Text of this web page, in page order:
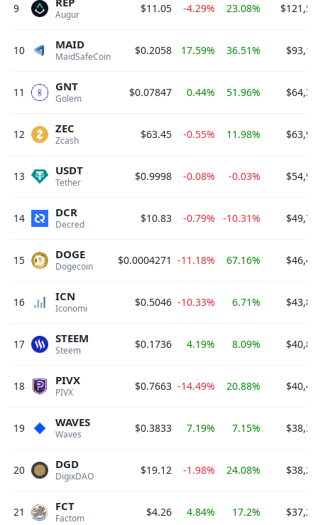
9 Augur $11.05 -4.29% 23.08%
10 MaidSafeCoin
MAID $0.2058 17.59% 36.51%
11 Golem
GNT $0.07847 0.44% 51.96%
12 Zcash
ZEC $63.45 -0.55% 11.98%
13 Tether
USDT $0.9998 -0.08% -0.03%
14 Decred
DCR $10.83 -0.79% -10.31%
15 Dogecoin
DOGE $0.0004271 -11.18% 67.16%
16 Iconomi
ICN $0.5046 -10.33% 6.71%
17 Steem
STEEM $0.1736 4.19% 8.09%
18 PIVX
PIVX $0.7663 -14.49% 20.88%
19 Waves
WAVES $0.3833 7.19% 7.15%
20 DigixDAO
DGD $19.12 -1.98% 24.08%
21 Factom
FCT $4.26 4.84% 17.2%